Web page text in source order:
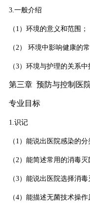
3.一般介绍
（1）环境的意义和范围；
（2） 环境中影响健康的
（3）环境与护理的关系中
第三章 预防与控制医
专业目标
1.识记
（1）能说出医院感染的
（2）能简述常用的消毒
（3）能说出医院选择消毒
（4）能描述无菌技术操作